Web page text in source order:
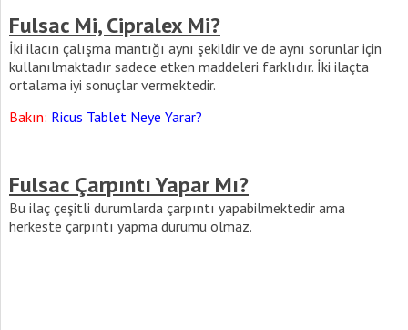
Fulsac Mi, Cipralex Mi?
İki ilacın çalışma mantığı aynı şekildir ve de aynı sorunlar için
kullanılmaktadır sadece etken maddeleri farklıdır. İki ilaçta
ortalama iyi sonuçlar vermektedir.
Bakın: Ricus Tablet Neye Yarar?
Fulsac Çarpıntı Yapar Mı?
Bu ilaç çeşitli durumlarda çarpıntı yapabilmektedir ama
herkeste çarpıntı yapma durumu olmaz.